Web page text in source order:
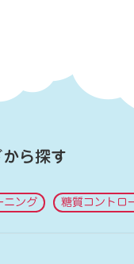
ら探す
ニング 糖質コントロ